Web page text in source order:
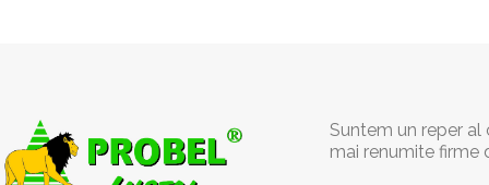
Suntem un reper
mai renumite firme